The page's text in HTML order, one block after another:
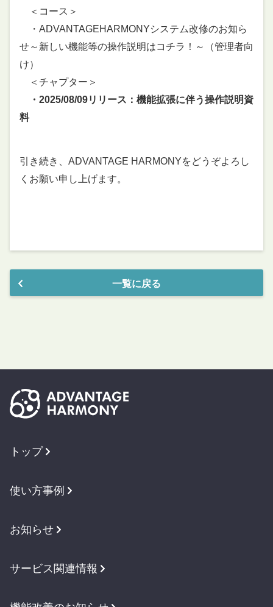
＜コース＞
・ADVANTAGEHARMONYシステム改修のお知ら
せ～新しい機能等の操作説明はコチラ！～（管理者向
け）
＜チャプター＞
・2025/08/09リリース：機能拡張に伴う操作説明資
料
引き続き、ADVANTAGE HARMONYをどうぞよろし
くお願い申し上げます。
一覧に戻る
トップ
使い方事例
お知らせ
サービス関連情報